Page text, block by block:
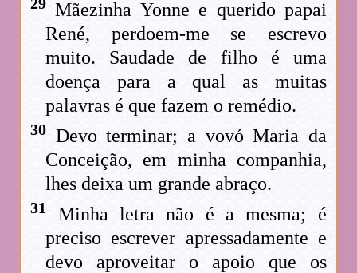
Mãezinha Yonne e querido papai
René, perdoem-me se escrevo
muito. Saudade de filho é uma
doença para a qual as muitas
palavras é que fazem o remédio.
30 Devo terminar; a vovó Maria da
Conceição, em minha companhia,
lhes deixa um grande abraço.
31
Minha letra não é a mesma; é
preciso escrever apressadamente e
devo aproveitar o apoio que os